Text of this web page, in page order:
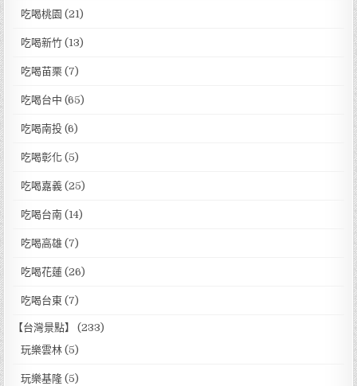
吃喝桃園 (21)
吃喝新竹 (13)
吃喝苗栗 (7)
吃喝台中 (65)
吃喝南投 (6)
吃喝彰化 (5)
吃喝嘉義 (25)
吃喝台南 (14)
吃喝高雄 (7)
吃喝花蓮 (26)
吃喝台東 (7)
【台灣景點】
(233)
玩樂雲林 (5)
玩樂基隆 (5)